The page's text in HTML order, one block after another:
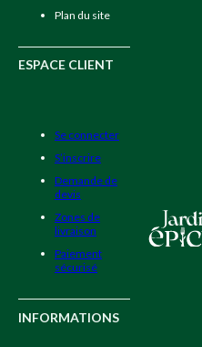
Plan du site
ESPACE CLIENT
Se connecter
S’inscrire
Demande de
devis
Zones de
livraison
Paiement
sécurisé
INFORMATIONS